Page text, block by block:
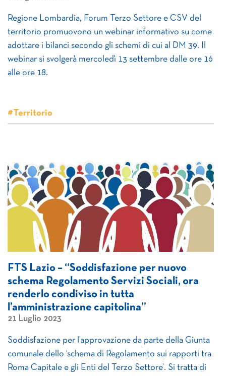
Regione Lombardia, Forum Terzo Settore e CSV del
territorio promuovono un webinar informativo su come
adottare i bilanci secondo gli schemi di cui al DM 39. Il
webinar si svolgerà mercoledì 13 settembre dalle ore 16
alle ore 18.
#Territorio
FTS Lazio – “Soddisfazione per nuovo
schema Regolamento Servizi Sociali, ora
renderlo condiviso in tutta
l’amministrazione capitolina”
21 Luglio 2023
Soddisfazione per l’approvazione da parte della Giunta
comunale dello ‘schema di Regolamento sui rapporti tra
Roma Capitale e gli Enti del Terzo Settore’. Si tratta di